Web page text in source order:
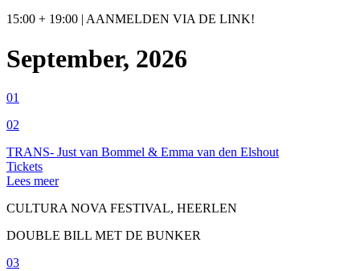
15:00 + 19:00 | AANMELDEN VIA DE LINK!
September, 2026
01
02
TRANS- Just van Bommel & Emma van den Elshout
Tickets
Lees meer
CULTURA NOVA FESTIVAL, HEERLEN
DOUBLE BILL MET DE BUNKER
03